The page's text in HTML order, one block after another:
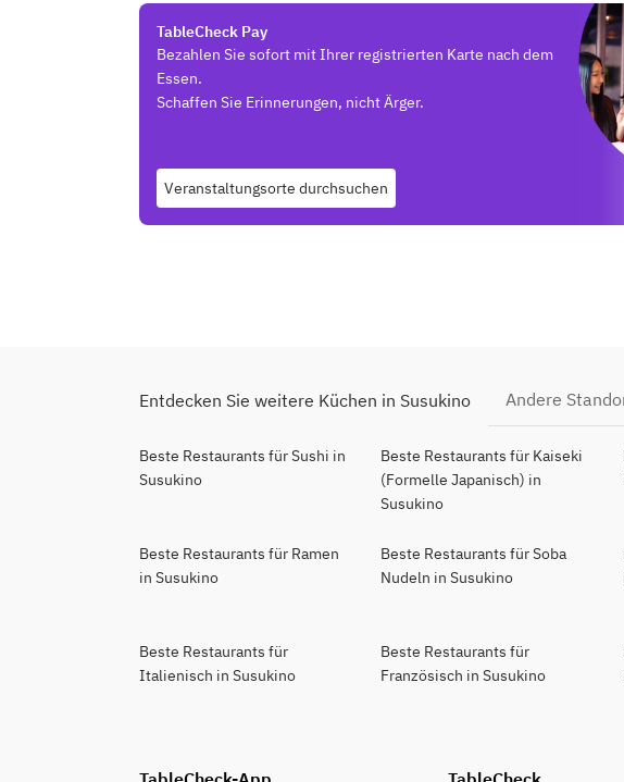
TableCheck Pay
Bezahlen Sie sofort mit Ihrer registrierten Karte nach dem
Essen.
Schaffen Sie Erinnerungen, nicht Ärger.
Veranstaltungsorte durchsuchen
Entdecken Sie weitere Küchen in Susukino Andere
Beste Restaurants für Sushi in
Susukino
Beste Restaurants für Kaiseki
(Formelle Japanisch) in
Susukino
Beste Restaurants für Ramen
in Susukino
Beste Restaurants für Soba
Nudeln in Susukino
Beste Restaurants für
Italienisch in Susukino
Beste Restaurants für
Französisch in Susukino